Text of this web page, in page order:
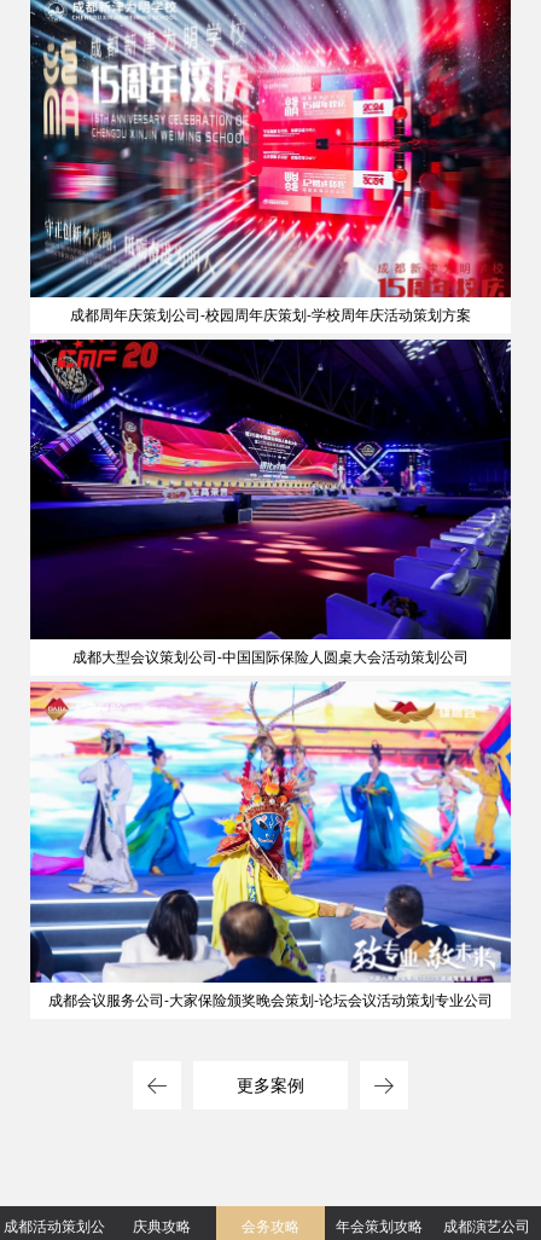
成都周年庆策划公司-校园周年庆策划-学校周年庆活动策划方案
成都大型会议策划公司-中国国际保险人圆桌大会活动策划公司
成都会议服务公司-大家保险颁奖晚会策划-论坛会议活动策划专业公司
更多案例
成都活动策划公 庆典攻略 会务攻略 年会策划攻略 成都演艺公司